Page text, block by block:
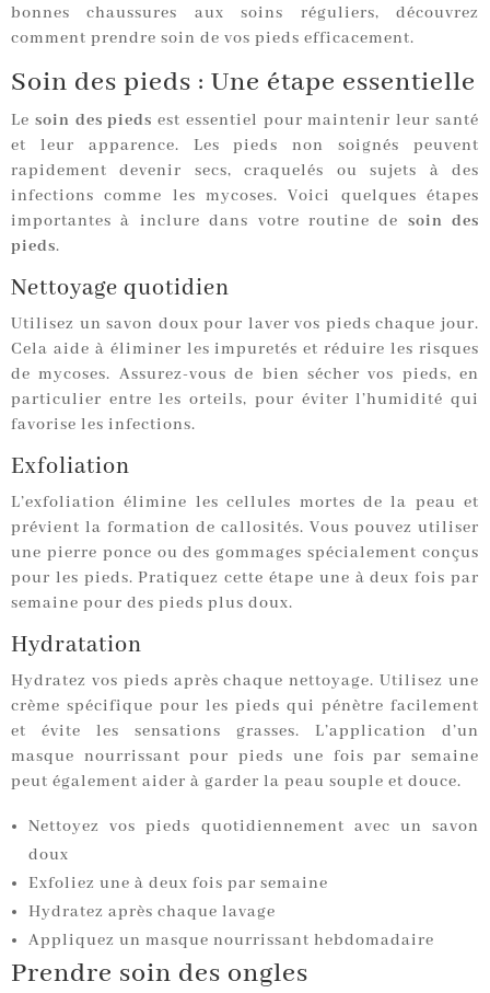
bonnes chaussures aux soins réguliers, découvrez
comment prendre soin de vos pieds efficacement.
Soin des pieds : Une étape essentielle
Le soin des pieds est essentiel pour maintenir leur santé
et leur apparence. Les pieds non soignés peuvent
rapidement devenir secs, craquelés ou sujets à des
infections comme les mycoses. Voici quelques étapes
importantes à inclure dans votre routine de soin des
pieds.
Nettoyage quotidien
Utilisez un savon doux pour laver vos pieds chaque jour.
Cela aide à éliminer les impuretés et réduire les risques
de mycoses. Assurez-vous de bien sécher vos pieds, en
particulier entre les orteils, pour éviter l’humidité qui
favorise les infections.
Exfoliation
L’exfoliation élimine les cellules mortes de la peau et
prévient la formation de callosités. Vous pouvez utiliser
une pierre ponce ou des gommages spécialement conçus
pour les pieds. Pratiquez cette étape une à deux fois par
semaine pour des pieds plus doux.
Hydratation
Hydratez vos pieds après chaque nettoyage. Utilisez une
crème spécifique pour les pieds qui pénètre facilement
et évite les sensations grasses. L’application d’un
masque nourrissant pour pieds une fois par semaine
peut également aider à garder la peau souple et douce.
Nettoyez vos pieds quotidiennement avec un savon
doux
Exfoliez une à deux fois par semaine
Hydratez après chaque lavage
Appliquez un masque nourrissant hebdomadaire
Prendre soin des ongles